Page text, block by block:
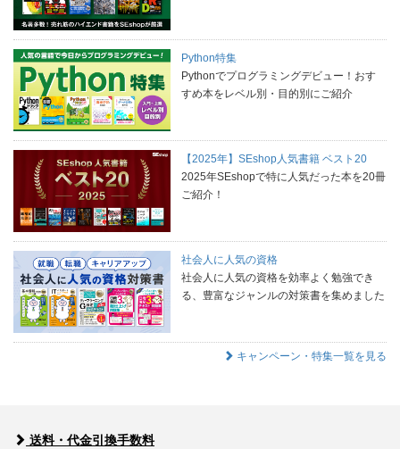
Python特集
Pythonでプログラミングデビュー！おす
すめ本をレベル別・目的別にご紹介
【2025年】SEshop人気書籍 ベスト20
2025年SEshopで特に人気だった本を20冊
ご紹介！
社会人に人気の資格
社会人に人気の資格を効率よく勉強でき
る、豊富なジャンルの対策書を集めました
キャンペーン・特集一覧を見る
送料・代金引換手数料